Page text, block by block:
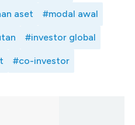
aset #modal awal
#investor global
#co-investor